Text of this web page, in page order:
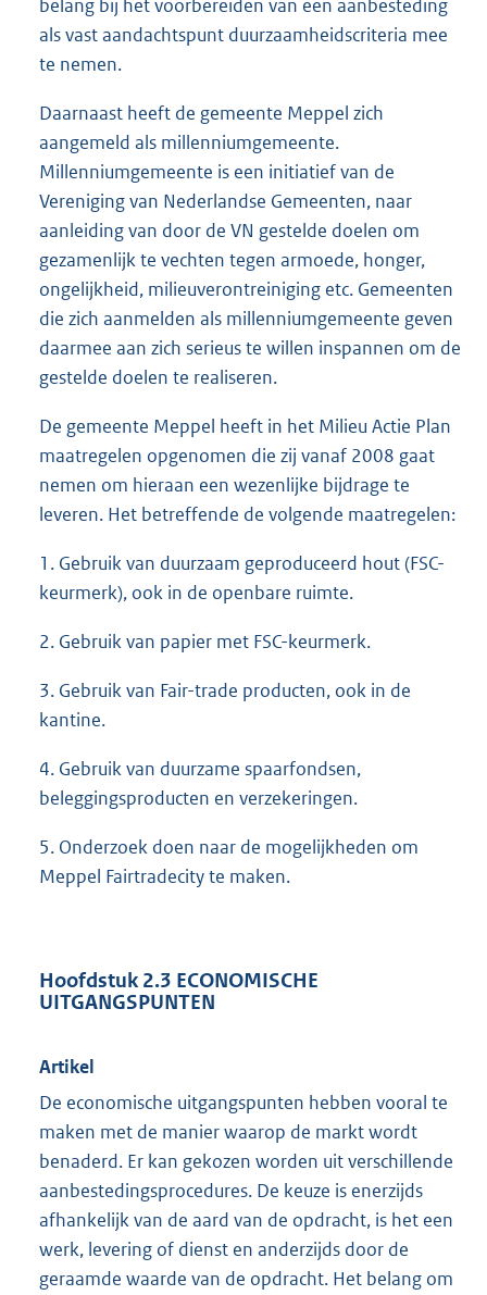
belang bij het voorbereiden van een aanbesteding
als vast aandachtspunt duurzaamheidscriteria mee
te nemen.
Daarnaast heeft de gemeente Meppel zich
aangemeld als millenniumgemeente.
Millenniumgemeente is een initiatief van de
Vereniging van Nederlandse Gemeenten, naar
aanleiding van door de VN gestelde doelen om
gezamenlijk te vechten tegen armoede, honger,
ongelijkheid, milieuverontreiniging etc. Gemeenten
die zich aanmelden als millenniumgemeente geven
daarmee aan zich serieus te willen inspannen om de
gestelde doelen te realiseren.
De gemeente Meppel heeft in het Milieu Actie Plan
maatregelen opgenomen die zij vanaf 2008 gaat
nemen om hieraan een wezenlijke bijdrage te
leveren. Het betreffende de volgende maatregelen:
1. Gebruik van duurzaam geproduceerd hout (FSC-
keurmerk), ook in de openbare ruimte.
2. Gebruik van papier met FSC-keurmerk.
3. Gebruik van Fair-trade producten, ook in de
kantine.
4. Gebruik van duurzame spaarfondsen,
beleggingsproducten en verzekeringen.
5. Onderzoek doen naar de mogelijkheden om
Meppel Fairtradecity te maken.
Hoofdstuk 2.3 ECONOMISCHE
UITGANGSPUNTEN
Artikel
De economische uitgangspunten hebben vooral te
maken met de manier waarop de markt wordt
benaderd. Er kan gekozen worden uit verschillende
aanbestedingsprocedures. De keuze is enerzijds
afhankelijk van de aard van de opdracht, is het een
werk, levering of dienst en anderzijds door de
geraamde waarde van de opdracht. Het belang om